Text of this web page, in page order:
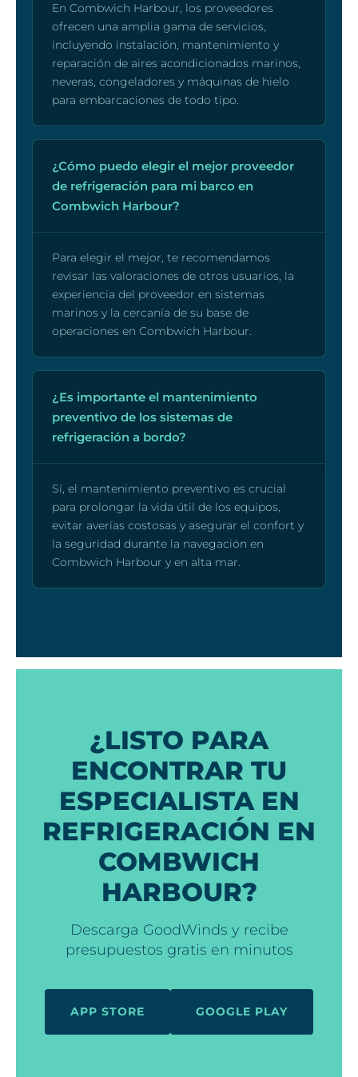
En Combwich Harbour, los proveedores
ofrecen una amplia gama de servicios,
incluyendo instalación, mantenimiento y
reparación de aires acondicionados marinos,
neveras, congeladores y máquinas de hielo
para embarcaciones de todo tipo.
¿Cómo puedo elegir el mejor proveedor
de refrigeración para mi barco en
Combwich Harbour?
Para elegir el mejor, te recomendamos
revisar las valoraciones de otros usuarios, la
experiencia del proveedor en sistemas
marinos y la cercanía de su base de
operaciones en Combwich Harbour.
¿Es importante el mantenimiento
preventivo de los sistemas de
refrigeración a bordo?
Sí, el mantenimiento preventivo es crucial
para prolongar la vida útil de los equipos,
evitar averías costosas y asegurar el confort y
la seguridad durante la navegación en
Combwich Harbour y en alta mar.
¿LISTO PARA
ENCONTRAR TU
ESPECIALISTA EN
REFRIGERACIÓN EN
COMBWICH
HARBOUR?
Descarga GoodWinds y recibe
presupuestos gratis en minutos
APP STORE GOOGLE PLAY